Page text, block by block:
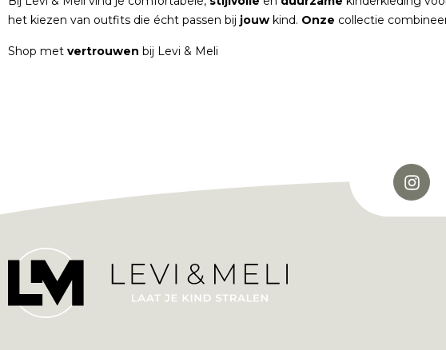
het kiezen van outfits die écht passen bij jouw kind. Onze collectie
Shop met vertrouwen bij Levi & Meli